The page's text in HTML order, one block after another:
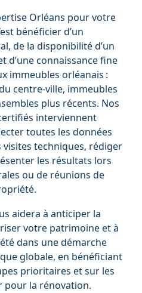
Orléans pour votre
bénéficier d’un
de la disponibilité d’un
d’une connaissance fine
immeubles orléanais :
centre-ville, immeubles
plus récents. Nos
interviennent
toutes les données
visites techniques, rédiger
les résultats lors
ou de réunions de
aidera à anticiper la
votre patrimoine et à
dans une démarche
globale, en bénéficiant
prioritaires et sur les
pour la rénovation.